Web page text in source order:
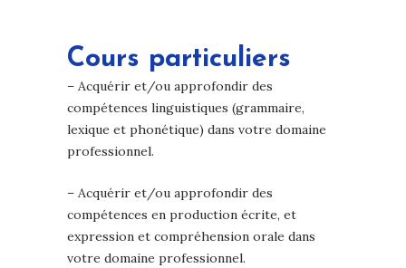
Cours particuliers
– Acquérir et/ou approfondir des
compétences linguistiques (grammaire,
lexique et phonétique) dans votre domaine
professionnel.
– Acquérir et/ou approfondir des
compétences en production écrite, et
expression et compréhension orale dans
votre domaine professionnel.